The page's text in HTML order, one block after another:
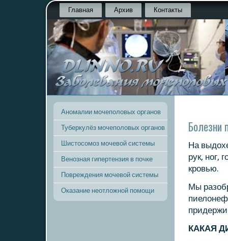
Главная Архив Контакты
Аномалии мочеполовых органов
Туберкулёз мочеполовых органов
Шистосомоз мочевой системы
Венозная гипертензия в почке
Повреждения мочевой системы
Оказание неотложной помощи
Болезни
На
рук, нοг,
крοвью.
Мы
КАКАЯ